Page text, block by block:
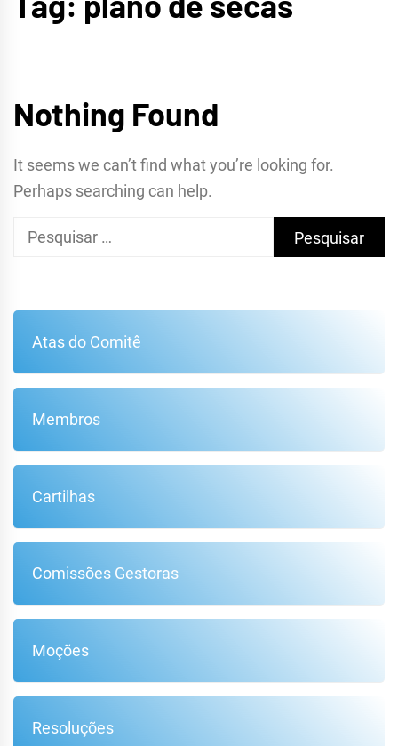
METROPOLITANA DE
Nothing Found
It seems we can’t find what you’re looking for.
Perhaps searching can help.
Pesquisar
Atas do Comitê
Membros
Cartilhas
Comissões Gestoras
Moções
Resoluções